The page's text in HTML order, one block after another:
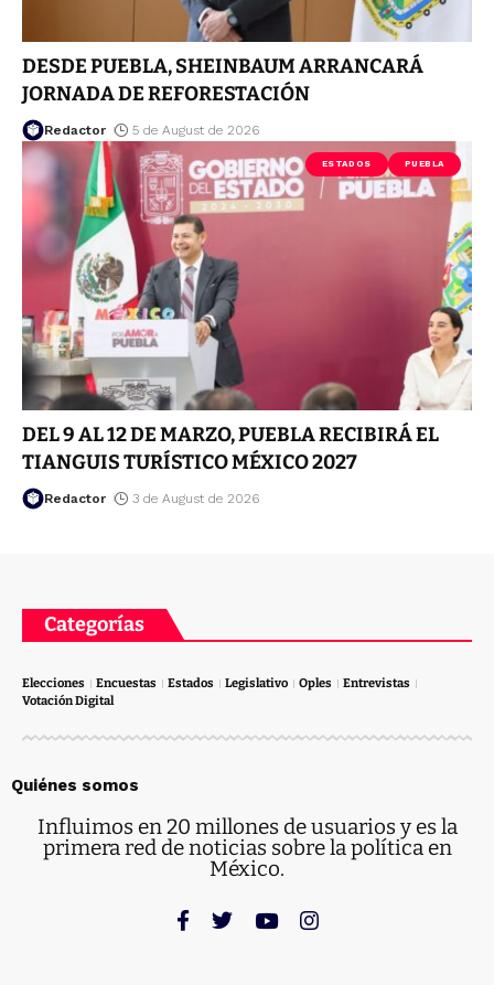
DESDE PUEBLA, SHEINBAUM ARRANCARÁ
JORNADA DE REFORESTACIÓN
Redactor 5 de August de 2026
ESTADOS PUEBLA
DEL 9 AL 12 DE MARZO, PUEBLA RECIBIRÁ EL
TIANGUIS TURÍSTICO MÉXICO 2027
Redactor 3 de August de 2026
Categorías
Elecciones Encuestas Estados Legislativo Oples
Entrevistas
Votación Digital
Quiénes somos
Influimos en 20 millones de usuarios y es la
primera red de noticias sobre la política en
México.